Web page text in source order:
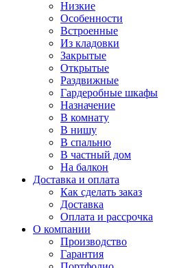
Низкие
Особенности
Встроенные
Из кладовки
Закрытые
Открытые
Раздвижные
Гардеробные шкафы
Назначение
В комнату
В нишу
В спальню
В частный дом
На балкон
Доставка и оплата
Как сделать заказ
Доставка
Оплата и рассрочка
О компании
Производство
Гарантия